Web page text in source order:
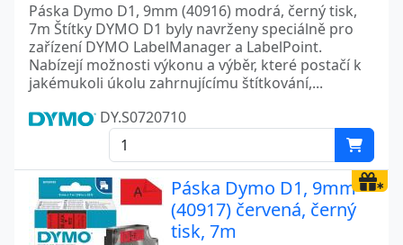
Páska Dymo D1, 9mm (40916) modrá, černý tisk,
7m Štítky DYMO D1 byly navrženy speciálně pro
zařízení DYMO LabelManager a LabelPoint.
Nabízejí možnosti výkonu a výběr, které postačí k
jakémukoli úkolu zahrnujícímu štítkování,...
DY.S0720710
Páska Dymo D1, 9mm
(40917) červená, černý
tisk, 7m